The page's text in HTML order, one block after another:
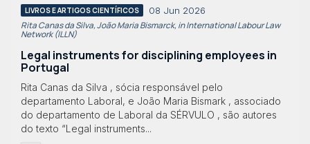
LIVROS E ARTIGOS CIENTÍFICOS 08 Jun 2026
Rita Canas da Silva, João Maria Bismarck, in International Labour Law
Network (ILLN)
Legal instruments for disciplining employees in
Portugal
Rita Canas da Silva , sócia responsável pelo
departamento Laboral, e João Maria Bismark , associado
do departamento de Laboral da SÉRVULO , são autores
do texto “Legal instruments...